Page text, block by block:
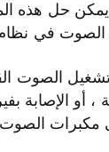
يمكن حل هذه
في نظام
الصوت
، أو الإصابة
الصوت